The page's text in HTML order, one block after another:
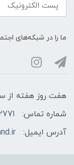
ما را در شبکه‌های
هفت روز هفته از ساعت 9 تا 21
شماره تماس:
آدرس ایمیل: